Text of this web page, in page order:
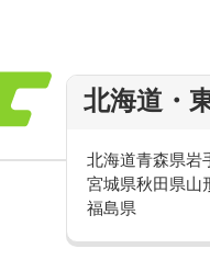
北海道・
北海道青森県岩
宮城県秋田県山
福島県